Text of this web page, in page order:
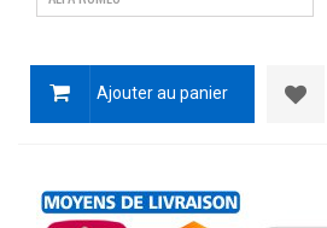
Ajouter au panier